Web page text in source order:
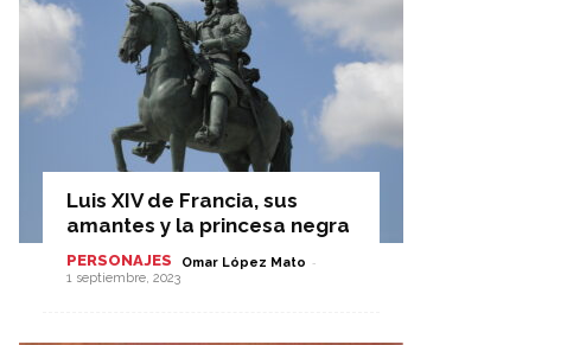
Luis XIV de Francia, sus
amantes y la princesa negra
PERSONAJES Omar López Mato -
1 septiembre, 2023